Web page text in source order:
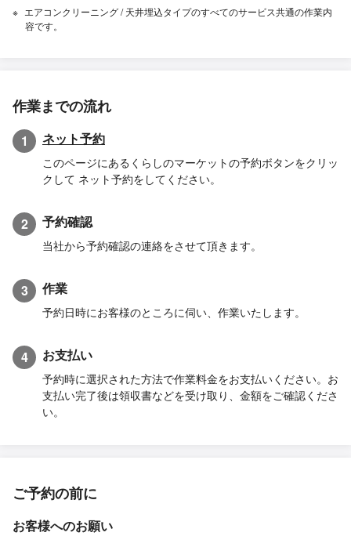
エアコンクリーニング / 天井埋込タイプのすべてのサービス共通の作業内
容です。
作業までの流れ
1 ネット予約
このページにあるくらしのマーケットの予約ボタンをクリッ
クして ネット予約をしてください。
2 予約確認
当社から予約確認の連絡をさせて頂きます。
3 作業
予約日時にお客様のところに伺い、作業いたします。
4 お支払い
予約時に選択された方法で作業料金をお支払いください。お
支払い完了後は領収書などを受け取り、金額をご確認くださ
い。
ご予約の前に
お客様へのお願い